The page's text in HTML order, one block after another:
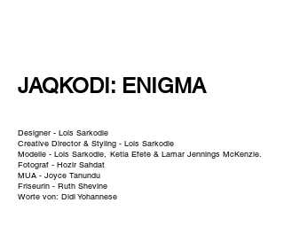
JAQKODI: ENIGMA
Designer - Lois Sarkodie
Creative Director & Styling - Lois Sarkodie
Modelle - Lois Sarkodie, Ketia Efete & Lamar Jennings McKenzie.
Fotograf - Hozir Sahdat
MUA - Joyce Tanundu
Friseurin - Ruth Shevine
Worte von: Didi Yohannese